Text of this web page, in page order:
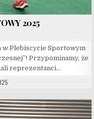
2025
w Plebiscycie Sportowym
Przypominamy, że
reprezentanci…